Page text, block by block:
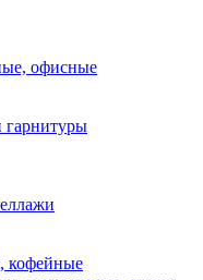
офисные
гарнитуры
кофейные